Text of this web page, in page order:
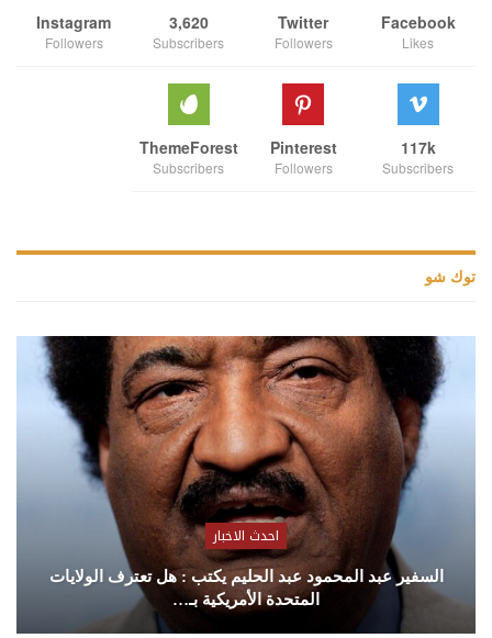
Facebook
Likes
Twitter
Followers
3,620
Subscribers
Instagram
Followers
117k
Subscribers
Pinterest
Followers
ThemeForest
Subscribers
توك شو
احدث الاخبار
السفير عبد المحمود عبد الحليم يكتب : هل تعترف الولايات
المتحدة الأمريكية بـ…